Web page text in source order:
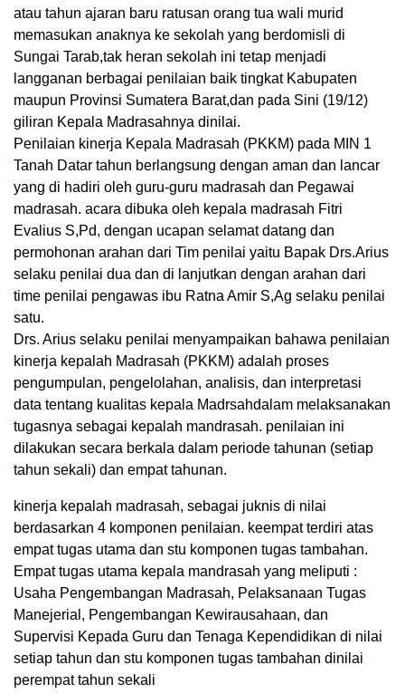
atau tahun ajaran baru ratusan orang tua wali murid
memasukan anaknya ke sekolah yang berdomisli di
Sungai Tarab,tak heran sekolah ini tetap menjadi
langganan berbagai penilaian baik tingkat Kabupaten
maupun Provinsi Sumatera Barat,dan pada Sini (19/12)
giliran Kepala Madrasahnya dinilai.
Penilaian kinerja Kepala Madrasah (PKKM) pada MIN 1
Tanah Datar tahun berlangsung dengan aman dan lancar
yang di hadiri oleh guru-guru madrasah dan Pegawai
madrasah. acara dibuka oleh kepala madrasah Fitri
Evalius S,Pd, dengan ucapan selamat datang dan
permohonan arahan dari Tim penilai yaitu Bapak Drs.Arius
selaku penilai dua dan di lanjutkan dengan arahan dari
time penilai pengawas ibu Ratna Amir S,Ag selaku penilai
satu.
Drs. Arius selaku penilai menyampaikan bahawa penilaian
kinerja kepalah Madrasah (PKKM) adalah proses
pengumpulan, pengelolahan, analisis, dan interpretasi
data tentang kualitas kepala Madrsahdalam melaksanakan
tugasnya sebagai kepalah mandrasah. penilaian ini
dilakukan secara berkala dalam periode tahunan (setiap
tahun sekali) dan empat tahunan.
kinerja kepalah madrasah, sebagai juknis di nilai
berdasarkan 4 komponen penilaian. keempat terdiri atas
empat tugas utama dan stu komponen tugas tambahan.
Empat tugas utama kepala mandrasah yang meliputi :
Usaha Pengembangan Madrasah, Pelaksanaan Tugas
Manejerial, Pengembangan Kewirausahaan, dan
Supervisi Kepada Guru dan Tenaga Kependidikan di nilai
setiap tahun dan stu komponen tugas tambahan dinilai
perempat tahun sekali